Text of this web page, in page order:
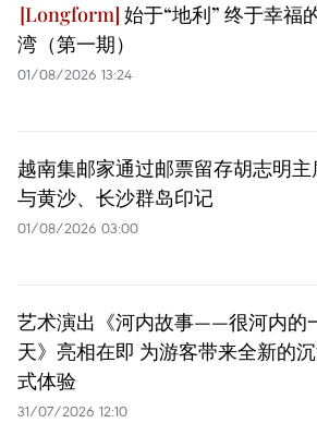
始于“地利” 终于幸福
湾（第一期）
01/08/2026 13:24
越南集邮家通过邮票留存胡志明主
与黄沙、长沙群岛印记
01/08/2026 03:00
艺术演出《河内故事——很河内的
天》亮相在即 为游客带来全新的
式体验
31/07/2026 12:10